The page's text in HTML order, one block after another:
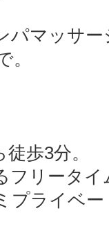
パマッサ
。
歩3分。
フリータイ
プライベ